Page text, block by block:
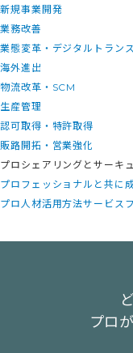
新規事業開発
業務改善
業態変革・デジタルトラン
海外進出
物流改革・SCM
生産管理
認可取得・特許取得
販路開拓・営業強化
プロシェアリングとサーキ
プロフェッショナルと共に
プロ人材活用方法サービス
プロ